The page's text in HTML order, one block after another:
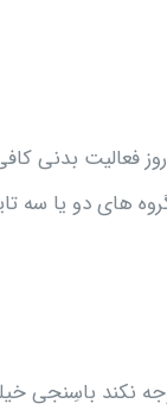
فعالیت بدنی
دو یا سه
نکند باسِنجی